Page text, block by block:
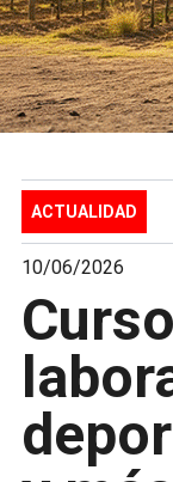
ACTUALIDAD
10/06/2026